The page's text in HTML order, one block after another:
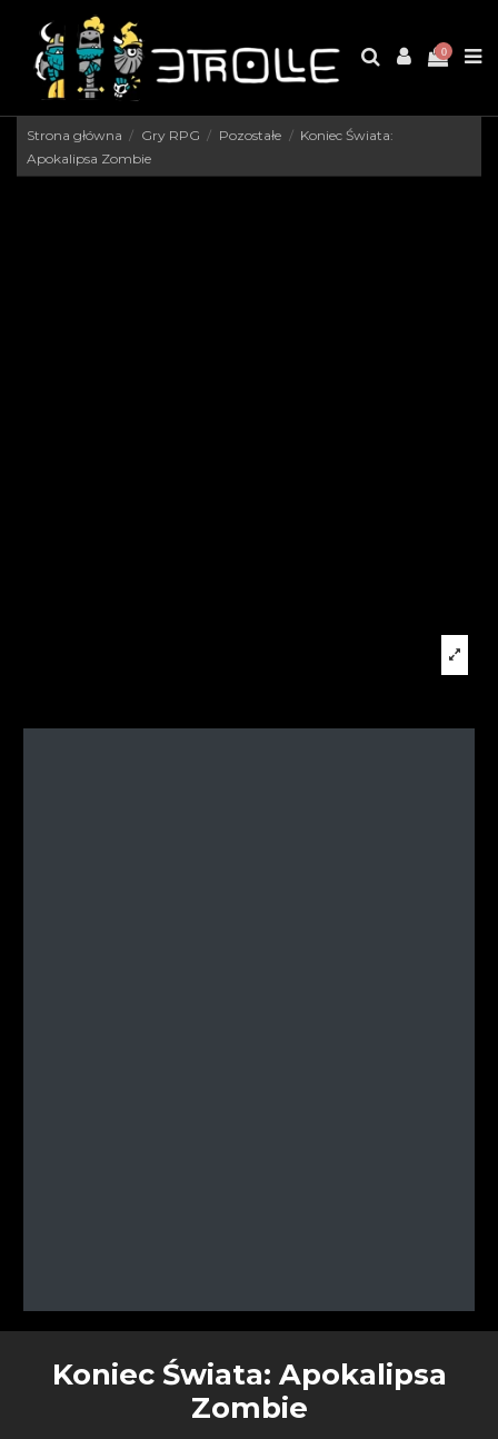
0
Strona główna Gry RPG Pozostałe
Koniec Świata:
Apokalipsa Zombie
Koniec Świata: Apokalipsa
Zombie